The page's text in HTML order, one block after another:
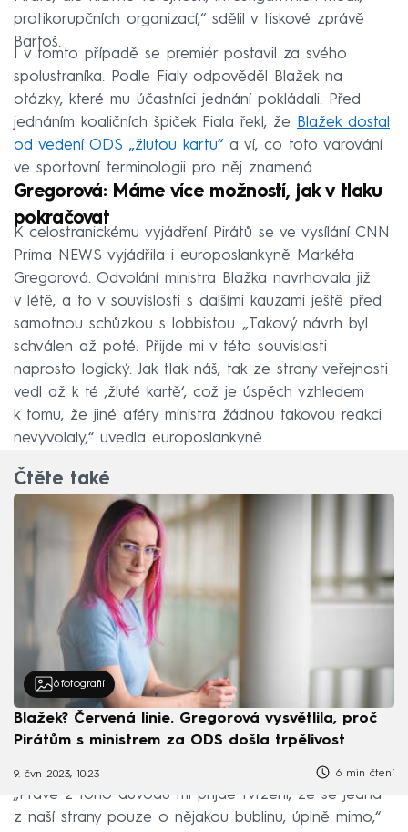
protikorupčních organizací,“ sdělil v tiskové zprávě
Bartoš.
I v tomto případě se premiér postavil za svého
spolustraníka. Podle Fialy odpověděl Blažek na
otázky, které mu účastníci jednání pokládali. Před
jednáním koaličních špiček Fiala řekl, že
Blažek dostal
od vedení ODS „žlutou kartu“ a ví, co toto varování
ve sportovní terminologii pro něj znamená.
Gregorová: Máme více možností, jak v tlaku
pokračovat
K celostranickému vyjádření Pirátů se ve vysílání CNN
Prima NEWS vyjádřila i europoslankyně Markéta
Gregorová. Odvolání ministra Blažka navrhovala již
v létě, a to v souvislosti s dalšími kauzami ještě před
samotnou schůzkou s lobbistou. „Takový návrh byl
schválen až poté. Přijde mi v této souvislosti
naprosto logický. Jak tlak náš, tak ze strany veřejnosti
vedl až k té ‚žluté kartě‘, což je úspěch vzhledem
k tomu, že jiné aféry ministra žádnou takovou reakci
nevyvolaly,“ uvedla europoslankyně.
Čtěte také
6 fotografií
Blažek? Červená linie. Gregorová vysvětlila, proč
Pirátům s ministrem za ODS došla trpělivost
9. čvn 2023, 10:23 6 min čtení
„Právě z toho důvodu mi přijde tvrzení, že se jedná
z naší strany pouze o nějakou bublinu, úplně mimo,“